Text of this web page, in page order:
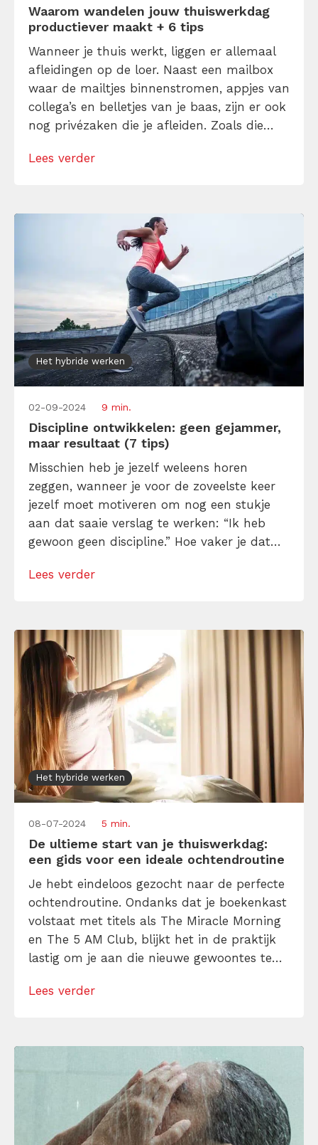
Waarom wandelen jouw thuiswerkdag
productiever maakt + 6 tips
Wanneer je thuis werkt, liggen er allemaal
afleidingen op de loer. Naast een mailbox
waar de mailtjes binnenstromen, appjes van
collega’s en belletjes van je baas, zijn er ook
nog privézaken die je afleiden. Zoals die
te roepen. En de planten die eigenlijk wel
Lees verder
Het hybride werken
02-09-2024 9 min.
Discipline ontwikkelen: geen gejammer,
maar resultaat (7 tips)
Misschien heb je jezelf weleens horen
zeggen, wanneer je voor de zoveelste keer
jezelf moet motiveren om nog een stukje
aan dat saaie verslag te werken: “Ik heb
gewoon geen discipline.” Hoe vaker je dat
geven en er niet meer aan te beginnen. Hoe
Lees verder
Het hybride werken
08-07-2024 5 min.
De ultieme start van je thuiswerkdag:
een gids voor een ideale ochtendroutine
Je hebt eindeloos gezocht naar de perfecte
ochtendroutine. Ondanks dat je boekenkast
volstaat met titels als The Miracle Morning
en The 5 AM Club, blijkt het in de praktijk
lastig om je aan die nieuwe gewoontes te
minder productieve patronen. De ideale
Lees verder